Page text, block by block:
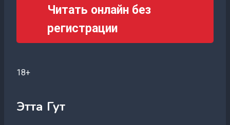
Читать онлайн без
регистрации
18+
Этта Гут